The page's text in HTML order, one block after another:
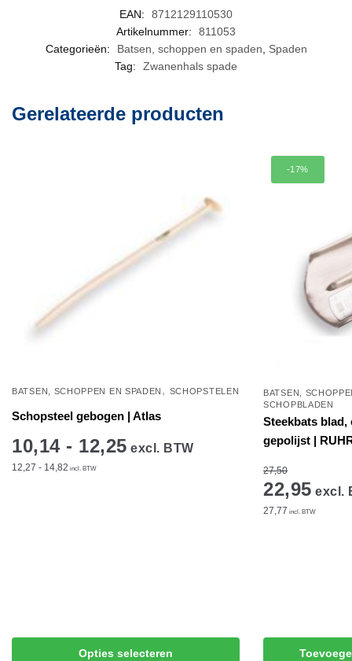
EAN:
8712129110530
Artikelnummer:
811053
Categorieën:
Batsen, schoppen en spaden
Spaden
Tag:
Zwanenhals spade
Gerelateerde producten
BATSEN, SCHOPPEN EN SPADEN , SCHOPSTELEN
Schopsteel gebogen | Atlas
10,14 - 12,25 excl. BTW
12,27 - 14,82 incl. BTW
Opties selecteren
kan
-17%
BATSEN,
SCHOPBLADEN
Steekbats blad,
gepolijst |
27,50
22,95 excl.
27,77 incl. BTW